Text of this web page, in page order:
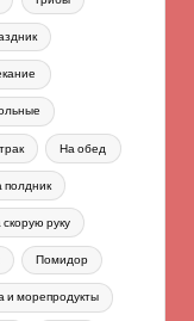
На обед
полдник
руку
Помидор
и морепродукты